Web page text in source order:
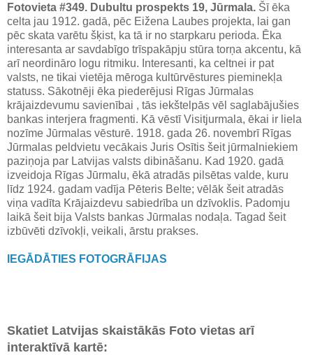
Fotovieta #349. Dubultu prospekts 19, Jūrmala. Šī ēka
celta jau 1912. gadā, pēc Eižena Laubes projekta, lai gan
pēc skata varētu šķist, ka tā ir no starpkaru perioda. Ēka
interesanta ar savdabīgo trīspakāpju stūra torņa akcentu, kā
arī neordināro logu ritmiku. Interesanti, ka celtnei ir pat
valsts, ne tikai vietēja mēroga kultūrvēstures pieminekļa
statuss. Sākotnēji ēka piederējusi Rīgas Jūrmalas
krājaizdevumu savienībai , tās iekštelpās vēl saglabājušies
bankas interjera fragmenti. Kā vēstī Visitjurmala, ēkai ir liela
nozīme Jūrmalas vēsturē. 1918. gada 26. novembrī Rīgas
Jūrmalas peldvietu vecākais Juris Osītis šeit jūrmalniekiem
paziņoja par Latvijas valsts dibināšanu. Kad 1920. gadā
izveidoja Rīgas Jūrmalu, ēkā atradās pilsētas valde, kuru
līdz 1924. gadam vadīja Pēteris Belte; vēlāk šeit atradās
viņa vadīta Krājaizdevu sabiedrība un dzīvoklis. Padomju
laikā šeit bija Valsts bankas Jūrmalas nodaļa. Tagad šeit
izbūvēti dzīvokļi, veikali, ārstu prakses.
IEGĀDĀTIES FOTOGRĀFIJAS
Skatiet Latvijas skaistākās Foto vietas arī
interaktīvā kartē: